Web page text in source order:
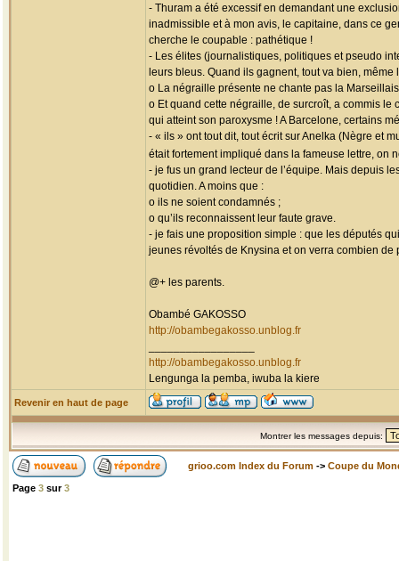
- Thuram a été excessif en demandant une
inadmissible et à mon avis, le capitaine, dans ce
cherche le coupable : pathétique !
- Les élites (journalistiques, politiques et pseudo
leurs bleus. Quand ils gagnent, tout va bien,
o La négraille présente ne chante pas la
o Et quand cette négraille, de surcroît, a commis le
qui atteint son paroxysme ! A Barcelone, certains
- « ils » ont tout dit, tout écrit sur Anelka (Nègre et
était fortement impliqué dans la fameuse lettre,
- je fus un grand lecteur de l’équipe. Mais depuis
quotidien. A moins que :
o ils ne soient condamnés ;
o qu’ils reconnaissent leur faute grave.
- je fais une proposition simple : que les députés
jeunes révoltés de Knysina et on verra combien
@+ les parents.
Obambé GAKOSSO
http://obambegakosso.unblog.fr
http://obambegakosso.unblog.fr
Lengunga la pemba, iwuba la kiere
Revenir en haut de page
Montrer les messages depuis:
grioo.com Index du Forum -> Coupe du
Page 3 sur3